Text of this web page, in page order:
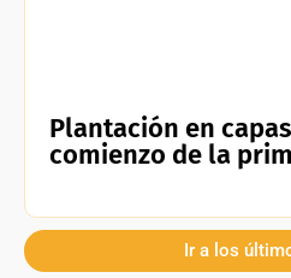
Plantación en
comienzo de la
Ir a los